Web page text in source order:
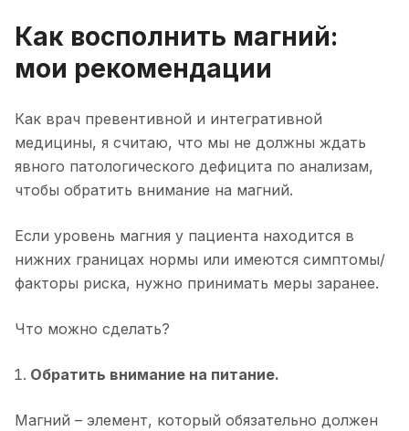
Как восполнить магний:
мои рекомендации
Как врач превентивной и интегративной
медицины, я считаю, что мы не должны ждать
явного патологического дефицита по анализам,
чтобы обратить внимание на магний.
Если уровень магния у пациента находится в
нижних границах нормы или имеются симптомы/
факторы риска, нужно принимать меры заранее.
Что можно сделать?
Обратить внимание на питание.
Магний – элемент, который обязательно должен